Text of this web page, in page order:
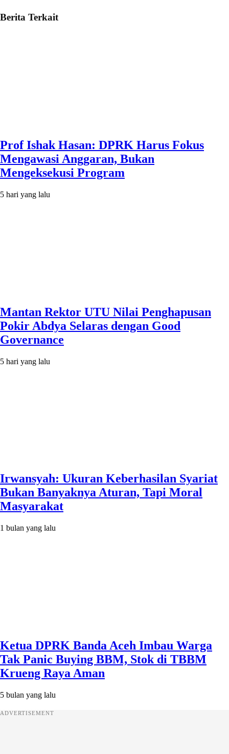
Berita Terkait
Prof Ishak Hasan: DPRK Harus Fokus
Mengawasi Anggaran, Bukan
Mengeksekusi Program
5 hari yang lalu
Mantan Rektor UTU Nilai Penghapusan
Pokir Abdya Selaras dengan Good
Governance
5 hari yang lalu
Irwansyah: Ukuran Keberhasilan Syariat
Bukan Banyaknya Aturan, Tapi Moral
Masyarakat
1 bulan yang lalu
Ketua DPRK Banda Aceh Imbau Warga
Tak Panic Buying BBM, Stok di TBBM
Krueng Raya Aman
5 bulan yang lalu
ADVERTISEMENT